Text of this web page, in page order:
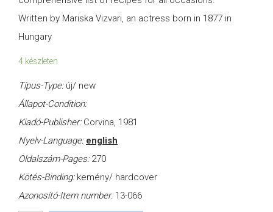
Written by Mariska Vizvari, an actress born in 1877 in
Hungary
4 készleten
Típus-Type: új/ new
Állapot-Condition:
Kiadó-Publisher: Corvina, 1981
Nyelv-Language: english
Oldalszám-Pages: 270
Kötés-Binding: kemény/ hardcover
Azonosító-Item number: 13-066